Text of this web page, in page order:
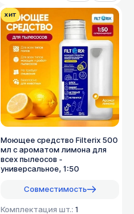
Моющее средство Filterix 500
мл с ароматом лимона для
всех пылеосов -
универсальное, 1:50
Совместимость
Комплектация шт.: 1
хит